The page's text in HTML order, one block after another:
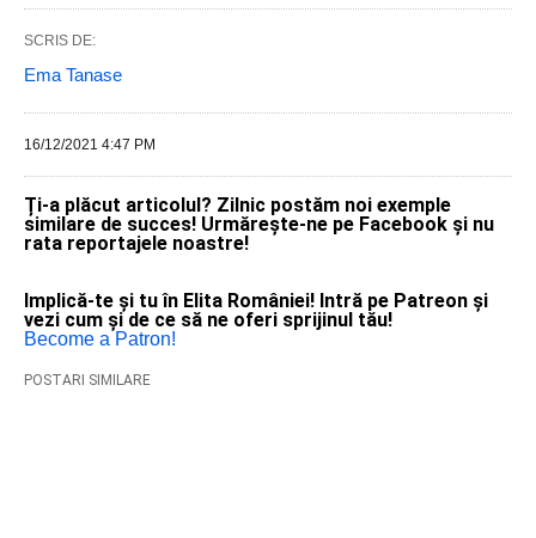
SCRIS DE:
Ema Tanase
16/12/2021 4:47 PM
Ți-a plăcut articolul? Zilnic postăm noi exemple
similare de succes! Urmărește-ne pe Facebook și nu
rata reportajele noastre!
Implică-te și tu în Elita României! Intră pe Patreon și
vezi cum și de ce să ne oferi sprijinul tău!
Become a Patron!
POSTARI SIMILARE